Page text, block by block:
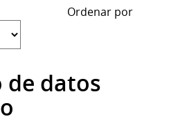
Ordenar por
de datos